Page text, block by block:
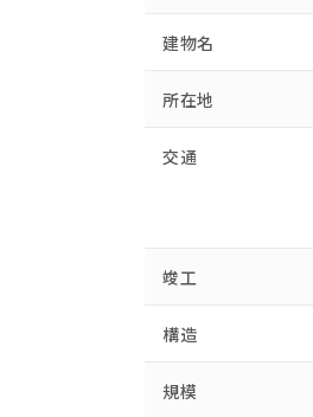
建物名
所在地
交通
竣工
構造
規模